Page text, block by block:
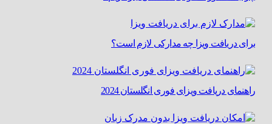
برای دریافت ویزا چه مدارکی لازم است؟
راهنمای دریافت ویزای فوری انگلستان 2024